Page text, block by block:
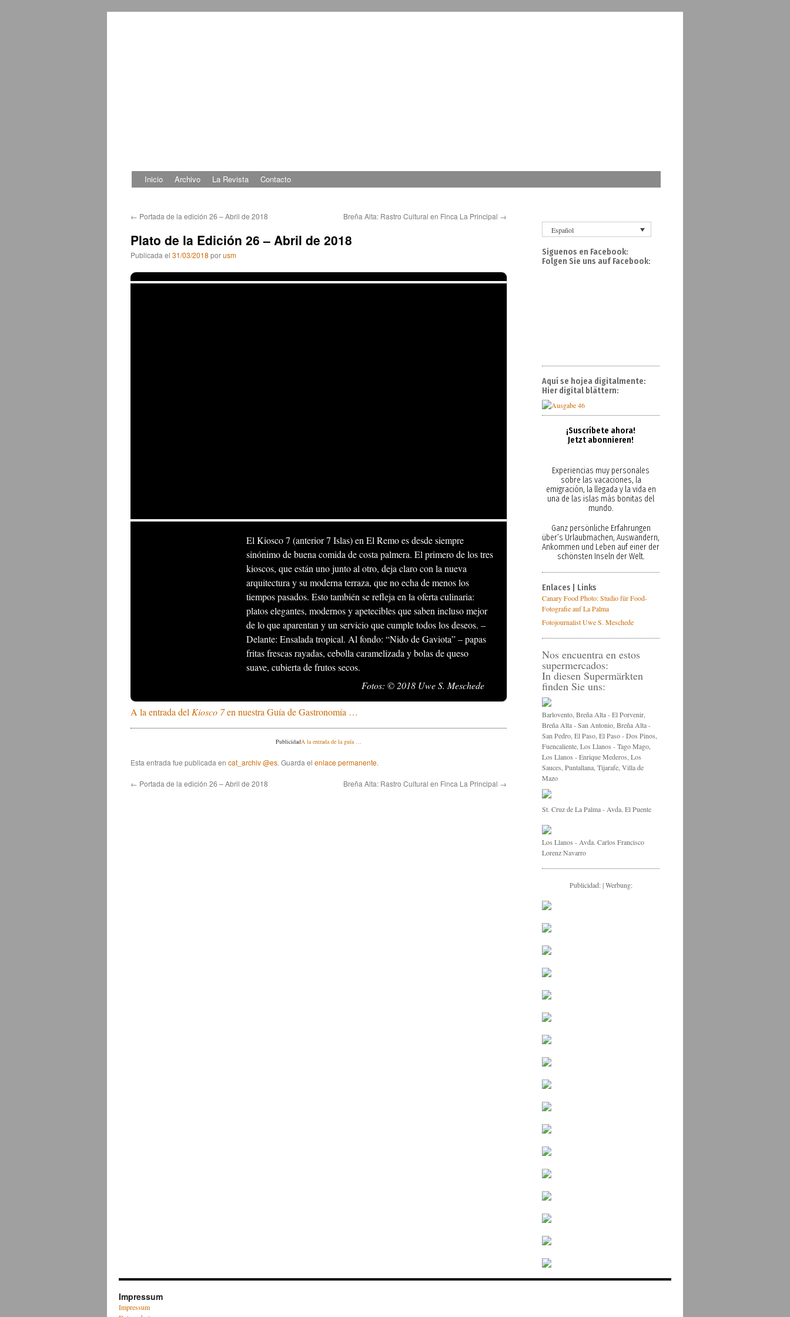
Saltar
Inicio Archivo La Revista Contacto
← Portada de la edición 26 – Abril de 2018 Breña Alta: Rastro Cultural en Finca La Principal →
Plato de la Edición 26 – Abril de 2018
Publicada el 31/03/2018 porusm
El Kiosco 7 (anterior 7 Islas) en El Remo es desde siempre
sinónimo de buena comida de costa palmera. El primero de los tres
kioscos, que están uno junto al otro, deja claro con la nueva
arquitectura y su moderna terraza, que no echa de menos los
tiempos pasados. Esto también se refleja en la oferta culinaria:
platos elegantes, modernos y apetecibles que saben incluso mejor
de lo que aparentan y un servicio que cumple todos los deseos. –
Delante: Ensalada tropical. Al fondo: “Nido de Gaviota” – papas
fritas frescas rayadas, cebolla caramelizada y bolas de queso
suave, cubierta de frutos secos.
Fotos: © 2018 Uwe S. Meschede
A la entrada del Kiosco 7en nuestra Guía de Gastronomía …
PublicidadA la entrada de la guía …
Esta entrada fue publicada en cat_archiv @es. Guarda el enlace permanente.
← Portada de la edición 26 – Abril de 2018 Breña Alta: Rastro Cultural en Finca La Principal →
Español
Siguenos en Facebook:
Folgen Sie uns auf Facebook:
Aquí se hojea digitalmente:
Hier digital blättern:
¡Suscríbete ahora!
Jetzt abonnieren!
Experiencias muy personales
sobre las vacaciones, la
emigración, la llegada y la vida en
una de las islas más bonitas del
mundo.
Ganz persönliche Erfahrungen
über’s Urlaubmachen, Auswandern,
Ankommen und Leben auf einer der
schönsten Inseln der Welt.
Enlaces | Links
Canary Food Photo: Studio für Food-
Fotografie auf La Palma
Fotojournalist Uwe S. Meschede
Nos encuentra en estos
supermercados:
In diesen Supermärkten
finden Sie uns:
Barlovento, Breña Alta - El Porvenir,
Breña Alta - San Antonio, Breña Alta -
San Pedro, El Paso, El Paso - Dos Pinos,
Fuencaliente, Los Llanos - Tago Mago,
Los Llanos - Enrique Mederos, Los
Sauces, Puntallana, Tijarafe, Villa de
Mazo
St. Cruz de La Palma - Avda. El Puente
Los Llanos - Avda. Carlos Francisco
Lorenz Navarro
Publicidad: | Werbung:
Impressum
Impressum